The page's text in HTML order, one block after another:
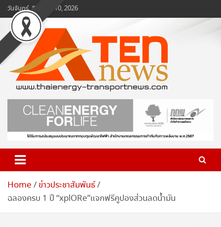
Skip
to
content
วันจันทร์, สิงหาคม 10, 2026
www.ten-news.com
ข่าวพลังงานและคมนาคม
Home
ข่าวประชาสัมพันธ์
ฉลองครบ 1 ปี “xplORe”แจกฟรีคูปองส่วนลดน้ำมัน